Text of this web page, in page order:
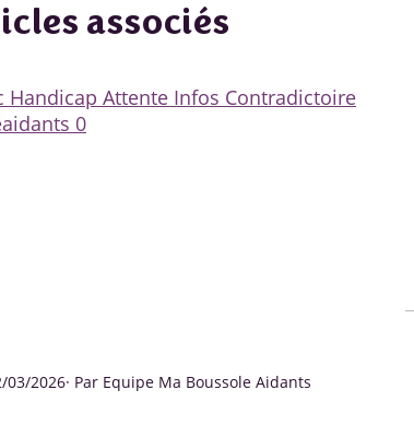
associés
03/2026· Par Equipe Ma Boussole Aidants